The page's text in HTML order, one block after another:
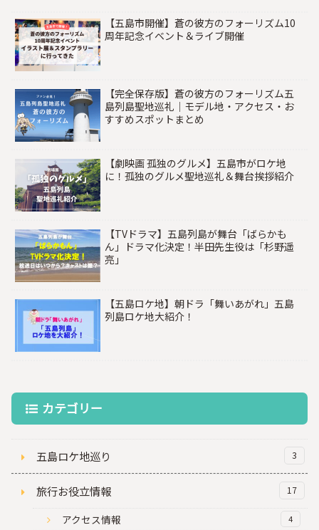
【五島市開催】蒼の彼方のフォーリズム10
周年記念イベント＆ライブ開催
【完全保存版】蒼の彼方のフォーリズム五
島列島聖地巡礼｜モデル地・アクセス・お
すすめスポットまとめ
【劇映画 孤独のグルメ】五島市がロケ地
に！孤独のグルメ聖地巡礼＆舞台挨拶紹介
【TVドラマ】五島列島が舞台「ばらかも
ん」ドラマ化決定！半田先生役は「杉野遥
亮」
【五島ロケ地】朝ドラ「舞いあがれ」五島
列島ロケ地大紹介！
カテゴリー
五島ロケ地巡り 3
旅行お役立情報 17
アクセス情報 4